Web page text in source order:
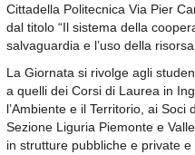
Cittadella Politecnica Via Pier
dal titolo “Il sistema della
salvaguardia e l’uso della
La Giornata si rivolge agli
a quelli dei Corsi di Laurea in
l’Ambiente e il Territorio, ai
Sezione Liguria Piemonte e
in strutture pubbliche e private